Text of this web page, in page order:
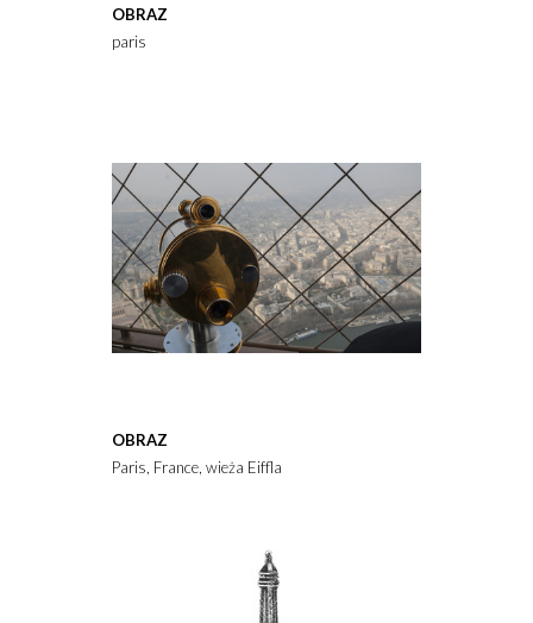
OBRAZ
paris
OBRAZ
Paris, France, wieża Eiffla